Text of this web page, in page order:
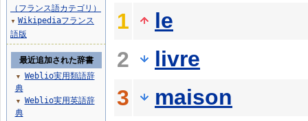
1
le
2
livre
3
maison
（フランス語カテゴリ）
▼ Wikipediaフランス
語版
最近追加された辞書
▼
Weblio実用類語辞
典
▼
Weblio実用英語辞
典